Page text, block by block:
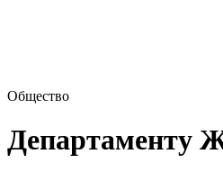
Общество
Департаменту